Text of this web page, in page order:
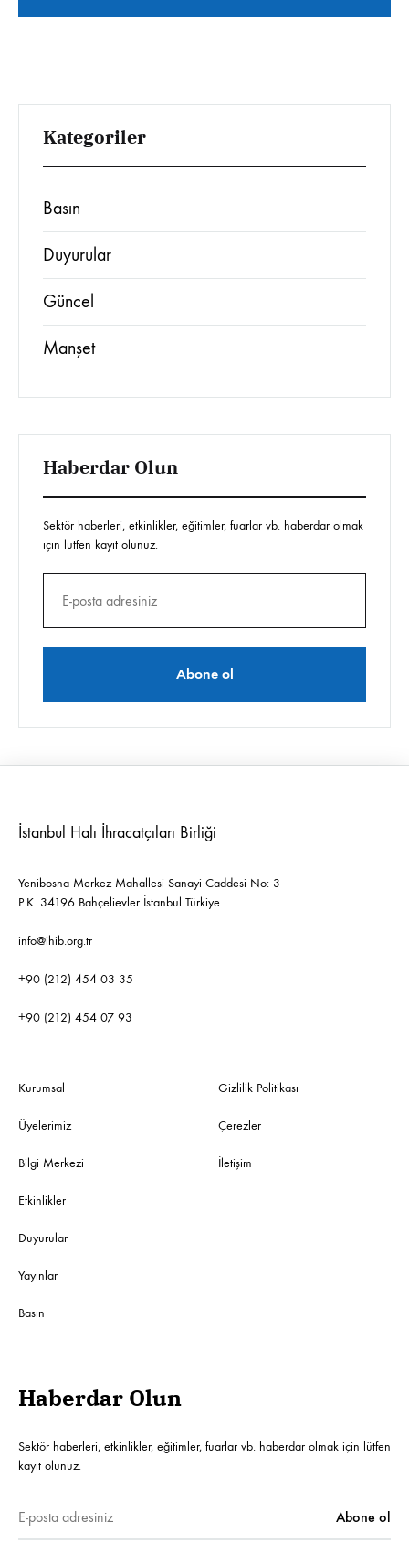
Kategoriler
Basın
Duyurular
Güncel
Manşet
Haberdar Olun
Sektör haberleri, etkinlikler, eğitimler, fuarlar vb. haberdar olmak
için lütfen kayıt olunuz.
İstanbul Halı İhracatçıları Birliği
Yenibosna Merkez Mahallesi Sanayi Caddesi No: 3
P.K. 34196 Bahçelievler İstanbul Türkiye
info@ihib.org.tr
+90 (212) 454 03 35
+90 (212) 454 07 93
Kurumsal
Üyelerimiz
Bilgi Merkezi
Etkinlikler
Duyurular
Yayınlar
Basın
Gizlilik Politikası
Çerezler
İletişim
Haberdar Olun
Sektör haberleri, etkinlikler, eğitimler, fuarlar vb. haberdar olmak için lütfen
kayıt olunuz.